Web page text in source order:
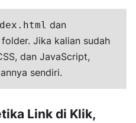
dan
Jika kalian sudah
dan JavaScript,
sendiri.
Link di Klik,